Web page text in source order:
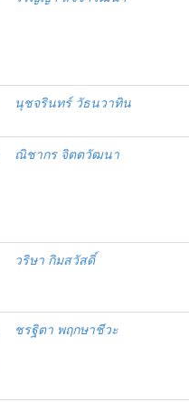
นุชจรินทร์ วัธนวาทิน
ณิชากร จิตตวัฒนา
วริษา กิมสวัสดิ์
ชรฐิตา พฤกษาชีวะ